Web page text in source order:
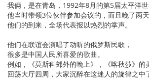
我俩，是在青岛，1992年8月的第5届太平洋世
他当时带领3位伙伴参加会议的，而且晚了两
他们的到来，全场代表报以热烈的掌声。
他们在联谊会演唱了动听的俄罗斯民歌，
很多是中国人民所喜爱的歌曲。
例如，《莫斯科郊外的晚上》，《喀秋莎》的
回荡大厅四周，大家沉醉在这迷人的旋律之中